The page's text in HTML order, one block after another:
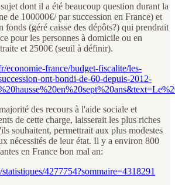
dont il a été beaucoup question durant la
de 100000€/ par succession en France) et
fonds (géré caisse des dépôts?) qui prendrait
pour les personnes à domicile ou en
et 2500€ (seuil à définir).
economie-france/budget-fiscalite/les-
ont-bondi-de-60-depuis-2012-
des recours à l'aide sociale et
de cette charge, laisserait les plus riches
souhaitent, permettrait aux plus modestes
nécessités de leur état. Il y a environ 800
en France bon mal an:
4277754?sommaire=4318291